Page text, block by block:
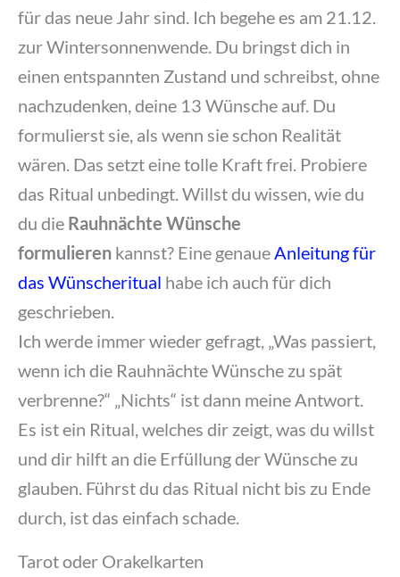
für das neue Jahr sind. Ich begehe es am 21.12.
zur Wintersonnenwende. Du bringst dich in
einen entspannten Zustand und schreibst, ohne
nachzudenken, deine 13 Wünsche auf. Du
formulierst sie, als wenn sie schon Realität
wären. Das setzt eine tolle Kraft frei. Probiere
das Ritual unbedingt. Willst du wissen, wie du
du die Rauhnächte Wünsche
formulieren kannst? Eine genaueAnleitung für
das Wünscheritual habe ich auch für dich
geschrieben.
Ich werde immer wieder gefragt, „Was passiert,
wenn ich die Rauhnächte Wünsche zu spät
verbrenne?“ „Nichts“ ist dann meine Antwort.
Es ist ein Ritual, welches dir zeigt, was du willst
und dir hilft an die Erfüllung der Wünsche zu
glauben. Führst du das Ritual nicht bis zu Ende
durch, ist das einfach schade.
Tarot oder Orakelkarten